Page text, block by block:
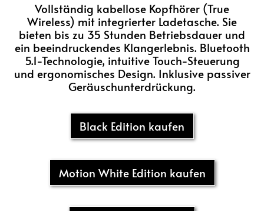
Vollständig kabellose Kopfhörer (True
Wireless) mit integrierter Ladetasche. Sie
bieten bis zu 35 Stunden Betriebsdauer und
ein beeindruckendes Klangerlebnis. Bluetooth
5.1-Technologie, intuitive Touch-Steuerung
und ergonomisches Design. Inklusive passiver
Geräuschunterdrückung.
Black Edition kaufen
Motion White Edition kaufen